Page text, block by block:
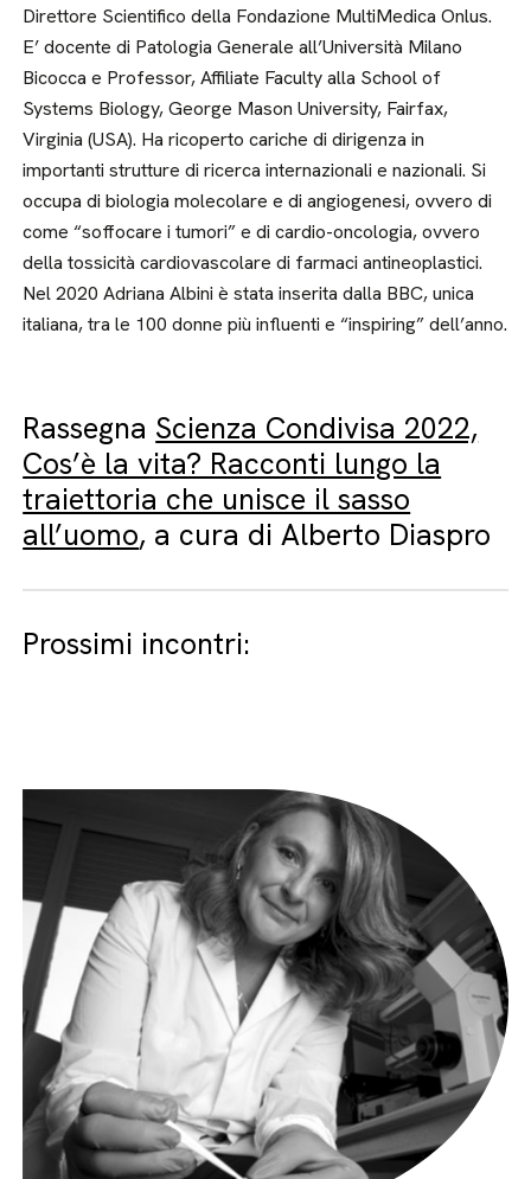
Direttore Scientifico della Fondazione MultiMedica Onlus.
E’ docente di Patologia Generale all’Università Milano
Bicocca e Professor, Affiliate Faculty alla School of
Systems Biology, George Mason University, Fairfax,
Virginia (USA). Ha ricoperto cariche di dirigenza in
importanti strutture di ricerca internazionali e nazionali. Si
occupa di biologia molecolare e di angiogenesi, ovvero di
come “soffocare i tumori” e di cardio-oncologia, ovvero
della tossicità cardiovascolare di farmaci antineoplastici.
Nel 2020 Adriana Albini è stata inserita dalla BBC, unica
italiana, tra le 100 donne più influenti e “inspiring” dell’anno.
Rassegna Scienza Condivisa 2022,
Cos’è la vita? Racconti lungo la
traiettoria che unisce il sasso
all’uomo, a cura di Alberto Diaspro
Prossimi incontri: